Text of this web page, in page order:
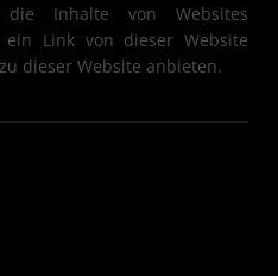
Inhalte von Websites
ein Link von dieser Website
dieser Website anbieten.